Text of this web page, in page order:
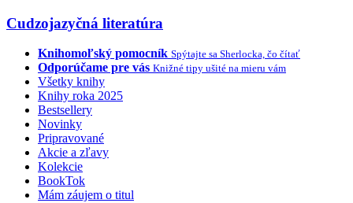
Cudzojazyčná literatúra
Knihomoľský pomocník Spýtajte sa Sherlocka, čo čítať
Odporúčame pre vás Knižné tipy ušité na mieru vám
Všetky knihy
Knihy roka 2025
Bestsellery
Novinky
Pripravované
Akcie a zľavy
Kolekcie
BookTok
Mám záujem o titul